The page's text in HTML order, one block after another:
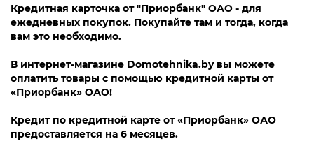
Кредитная карточка от "Приорбанк" ОАО - для
ежедневных покупок. Покупайте там и тогда, когда
вам это необходимо.
В интернет-магазине Domotehnika.by вы можете
оплатить товары с помощью кредитной карты от
«Приорбанк» ОАО!
Кредит по кредитной карте от «Приорбанк» ОАО
предоставляется на 6 месяцев.